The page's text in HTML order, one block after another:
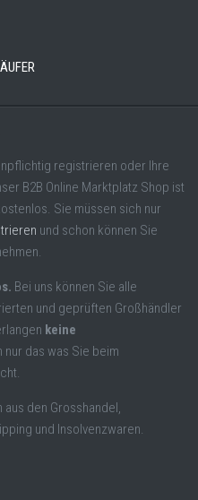
registrieren oder Ihre
B2B Online Marktplatz Shop ist
Sie müssen sich nur
und schon können Sie
Bei uns können Sie alle
und geprüften Großhändler
keine
nur das was Sie beim
aus den Grosshandel,
und Insolvenzwaren.